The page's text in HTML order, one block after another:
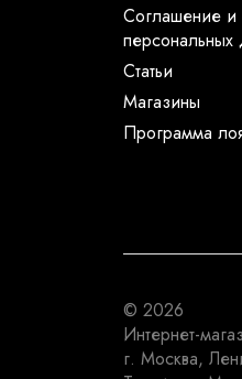
Соглашение и
персональных
Статьи
Магазины
Программа
© 2026
Интернет-
г. Москва,